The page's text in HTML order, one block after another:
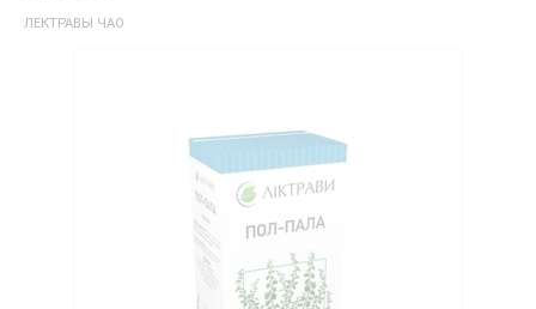
ЛЕКТРАВЫ ЧАО